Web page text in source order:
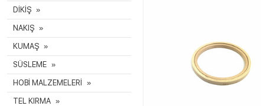
DİKİŞ
NAKIŞ
KUMAŞ
SÜSLEME
HOBİ MALZEMELERİ
TEL KIRMA